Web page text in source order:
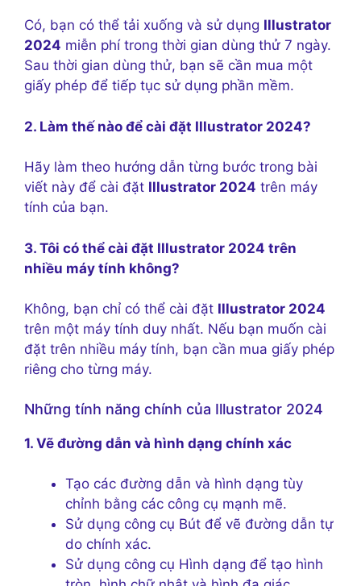
Có, bạn có thể tải xuống và sử dụng Illustrator
2024 miễn phí trong thời gian dùng thử 7 ngày.
Sau thời gian dùng thử, bạn sẽ cần mua một
giấy phép để tiếp tục sử dụng phần mềm.
2. Làm thế nào để cài đặt Illustrator 2024?
Hãy làm theo hướng dẫn từng bước trong bài
viết này để cài đặt Illustrator 2024 trên máy
tính của bạn.
3. Tôi có thể cài đặt Illustrator 2024 trên
nhiều máy tính không?
Không, bạn chỉ có thể cài đặt Illustrator 2024
trên một máy tính duy nhất. Nếu bạn muốn cài
đặt trên nhiều máy tính, bạn cần mua giấy phép
riêng cho từng máy.
Những tính năng chính của Illustrator 2024
1. Vẽ đường dẫn và hình dạng chính xác
Tạo các đường dẫn và hình dạng tùy
chỉnh bằng các công cụ mạnh mẽ.
Sử dụng công cụ Bút để vẽ đường dẫn tự
do chính xác.
Sử dụng công cụ Hình dạng để tạo hình